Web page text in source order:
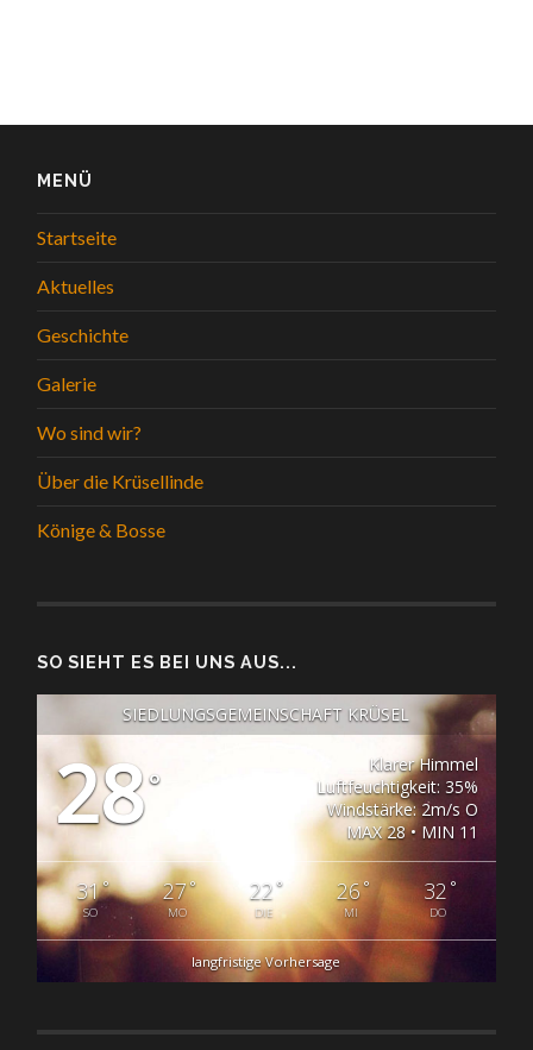
MENÜ
Startseite
Aktuelles
Geschichte
Galerie
Wo sind wir?
Über die Krüsellinde
Könige & Bosse
SO SIEHT ES BEI UNS AUS...
SIEDLUNGSGEMEINSCHAFT KRÜSEL
28°
Klarer Himmel
Luftfeuchtigkeit: 35%
Windstärke: 2m/s O
MAX 28 • MIN 11
31°
SO
27°
MO
22 °
DIE
26°
MI
32 °
DO
langfristige Vorhersage